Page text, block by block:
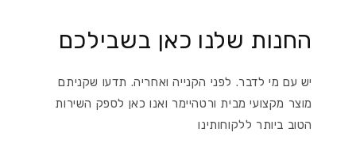
החנות שלנו כאן בשבילכם
יש עם מי לדבר. לפני הקנייה ואחריה. תדעו שקניתם
מוצר מקצועי מבית ורטהיימר ואנו כאן לספק השירות
הטוב ביותר ללקוחותינו